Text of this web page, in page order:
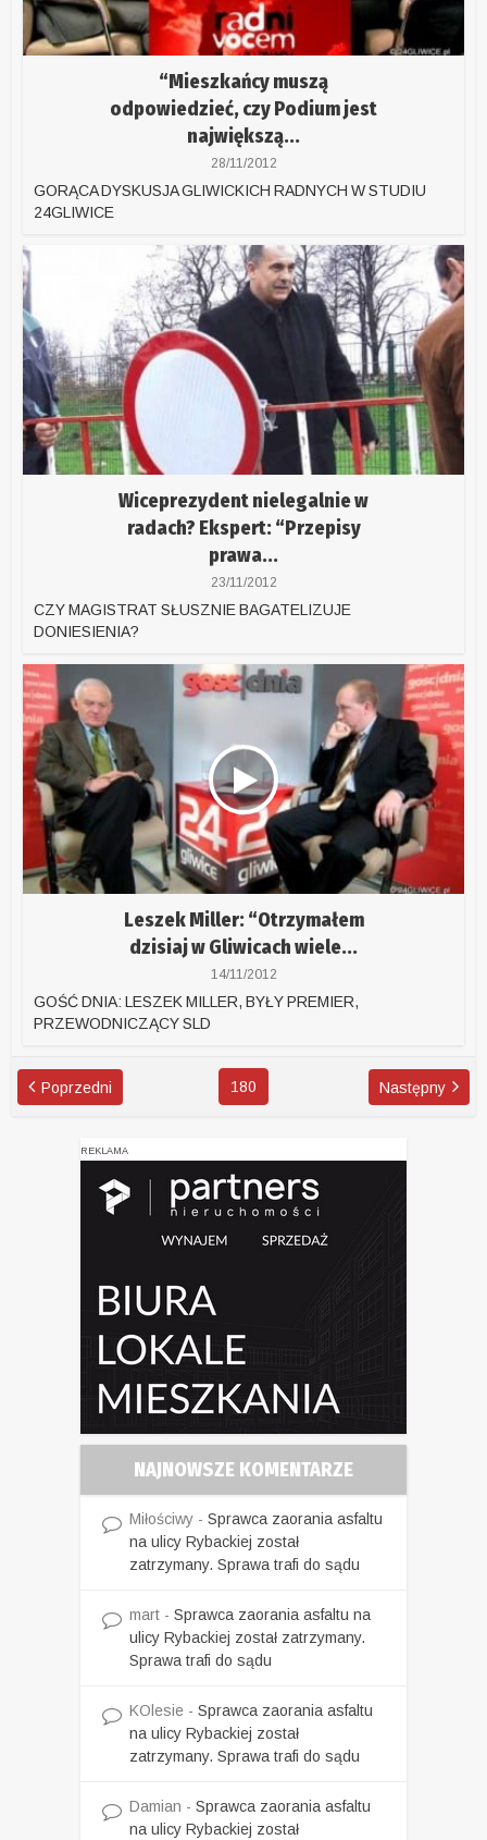
“Mieszkańcy muszą
odpowiedzieć, czy Podium jest
największą...
28/11/2012
GORĄCA DYSKUSJA GLIWICKICH RADNYCH W STUDIU
24GLIWICE
Wiceprezydent nielegalnie w
radach? Ekspert: “Przepisy
prawa...
23/11/2012
CZY MAGISTRAT SŁUSZNIE BAGATELIZUJE
DONIESIENIA?
Leszek Miller: “Otrzymałem
dzisiaj w Gliwicach wiele...
14/11/2012
GOŚĆ DNIA: LESZEK MILLER, BYŁY PREMIER,
PRZEWODNICZĄCY SLD
Poprzedni 180 Następny
REKLAMA
NAJNOWSZE KOMENTARZE
Miłościwy - Sprawca zaorania asfaltu
na ulicy Rybackiej został
zatrzymany. Sprawa trafi do sądu
mart - Sprawca zaorania asfaltu na
ulicy Rybackiej został zatrzymany.
Sprawa trafi do sądu
KOlesie - Sprawca zaorania asfaltu
na ulicy Rybackiej został
zatrzymany. Sprawa trafi do sądu
Damian - Sprawca zaorania asfaltu
na ulicy Rybackiej został